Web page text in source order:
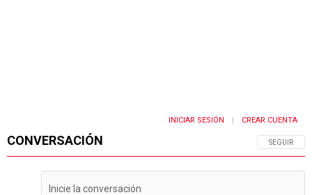
CONVERSACIÓN SIGA ESTA
SEGUIR
INICIAR SESIÓN CREAR CUENTA